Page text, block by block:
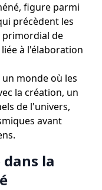
figure parmi
précèdent les
primordial de
à l'élaboration
monde où les
la création, un
de l'univers,
avant
dans la